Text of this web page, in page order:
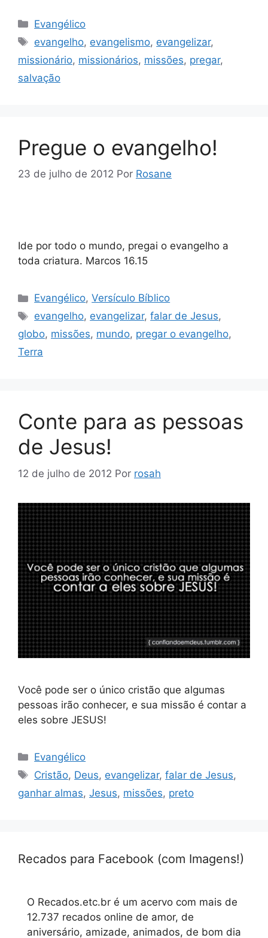
Categorias
Evangélico
Tags
evangelho, evangelismo, evangelizar,
missionário, missionários, missões, pregar,
salvação
Pregue o evangelho!
23 de julho de 2012 Por Rosane
Ide por todo o mundo, pregai o evangelho a
toda criatura. Marcos 16.15
Categorias
Evangélico,Versículo Bíblico
Tags
evangelho, evangelizar,falar de Jesus,
globo, missões, mundo, pregar o evangelho,
Terra
Conte para as pessoas
de Jesus!
12 de julho de 2012 Por rosah
Você pode ser o único cristão que algumas
pessoas irão conhecer, e sua missão é contar a
eles sobre JESUS!
Categorias
Evangélico
Tags
Cristão, Deus, evangelizar,falar de Jesus,
ganhar almas, Jesus, missões, preto
Recados para Facebook (com Imagens!)
O Recados.etc.br é um acervo com mais de
12.737 recados online de amor, de
aniversário, amizade, animados, de bom dia